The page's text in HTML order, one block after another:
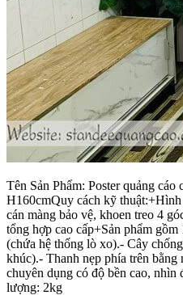
Tên Sản Phẩm: Poster quảng
H160cmQuy cách kỹ thuật:+Hình
cán màng bảo vệ, khoen treo 4
tổng hợp cao cấp+Sản phẩm
(chứa hệ thống lò xo).- Cây
khúc).- Thanh nẹp phía trên
chuyên dụng có độ bền cao,
lượng: 2kg